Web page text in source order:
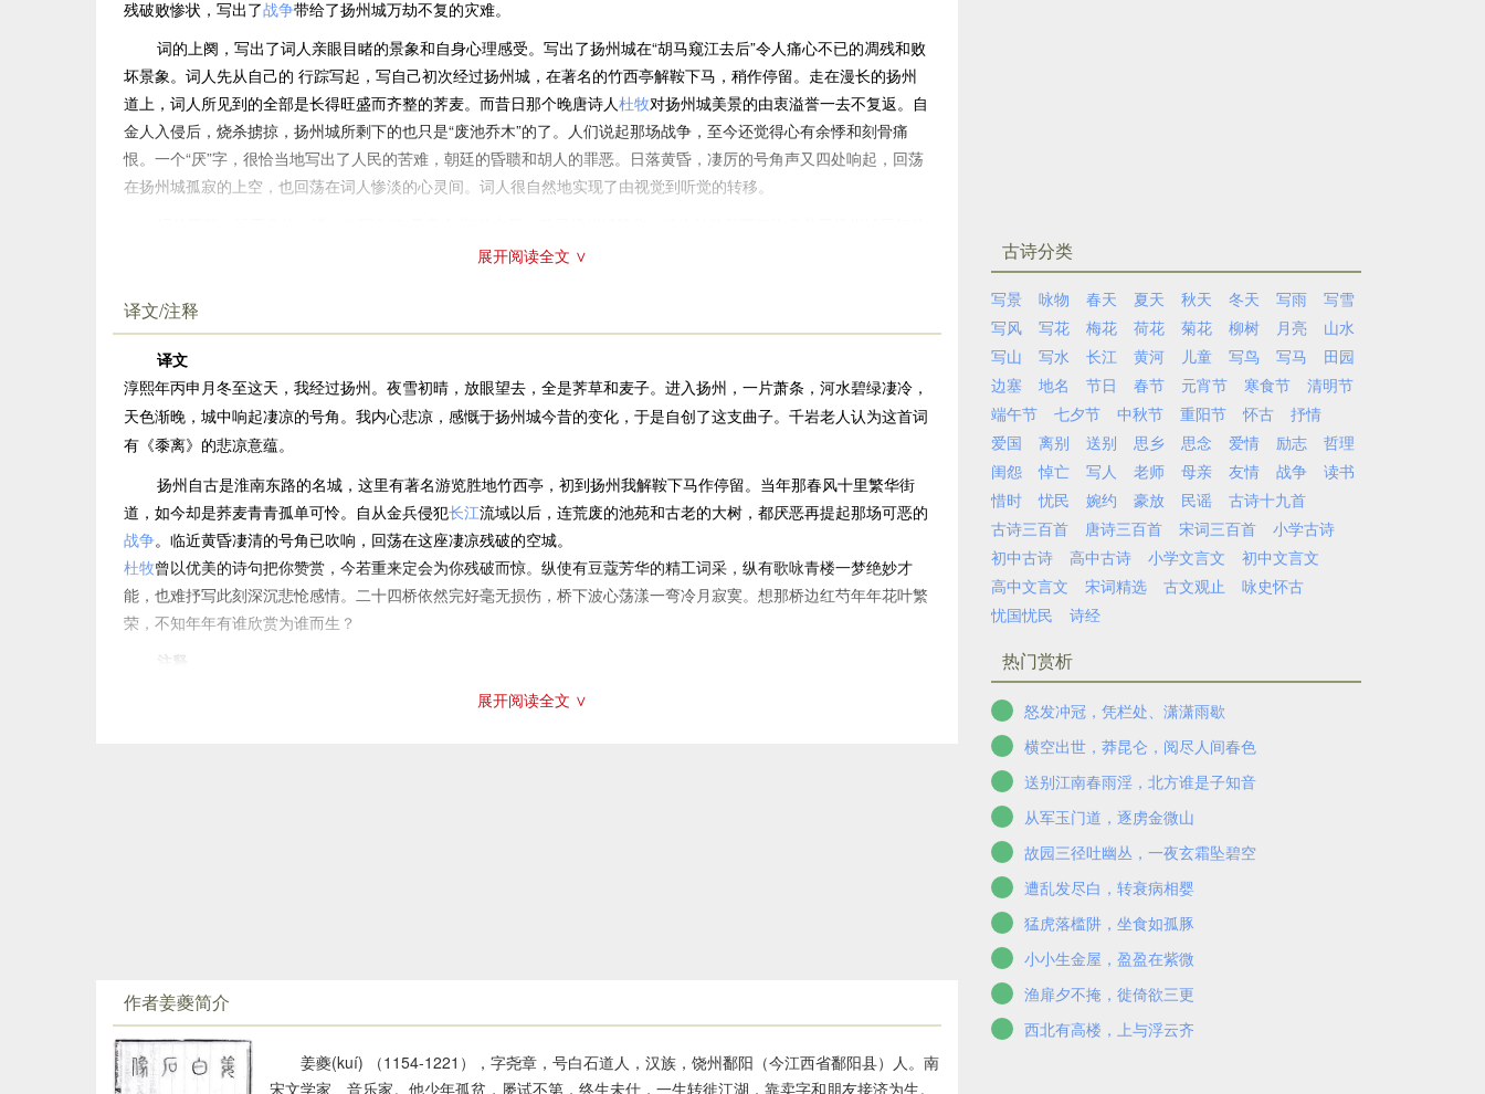
残破败惨状，写出了战争带给了扬州城万劫不复的灾难。
词的上阕，写出了词人亲眼目睹的景象和自身心理感受。写出了扬州城在“胡马窥江去后”令人痛心不已的凋残和败
坏景象。词人先从自己的 行踪写起，写自己初次经过扬州城，在著名的竹西亭解鞍下马，稍作停留。走在漫长的扬州
道上，词人所见到的全部是长得旺盛而齐整的荠麦。而昔日那个晚唐诗人杜牧对扬州城美景的由衷溢誉一去不复返。自
金人入侵后，烧杀掳掠，扬州城所剩下的也只是“废池乔木”的了。人们说起那场战争，至今还觉得心有余悸和刻骨痛
恨。一个“厌”字，很恰当地写出了人民的苦难，朝廷的昏聩和胡人的罪恶。日落黄昏，凄厉的号角声又四处响起，回荡
在扬州城孤寂的上空，也回荡在词人惨淡的心灵间。词人很自然地实现了由视觉到听觉的转移。
诗作。可是，假如这位多情的诗人今日再重游故地，他也必定会为今日的扬州城感到吃惊和痛心。杜牧算是个俊才情
日的款款深情来。扬州的名胜二十四桥仍然存在，水波荡漾，冷峻的月光下，四周寂籁无声。唉，试想下，尽管那桥边
的芍药花年年如期盛放，也很难有人有情思去欣赏它们的艳丽。词人用带悬念的疑问作为词篇的结尾，很自然地移情入
景，今昔对比，催人泪下。
纵观全词，行文的基调都笼罩在一种悲凉凄怆的氛围中。无论是词人所见到的“荠麦青青”、“废池乔木”还是在黄昏
里听到的“号角”和“空城”还是词人自身所想到的杜牧“难赋深情”和不知亡国恨的“桥边红药”，都是一种悲剧的写照。
乐景写哀，词人在文中写了大量的乐景：名都，佳处，二十四桥……可是，写乐景是为了衬托哀情，是为了对比“现
在”的惨状：名都的凋残，佳处的弊坏，二十桥的冷寂……正如 王夫之所说：“以乐景写哀，以哀景写乐，倍增其哀乐。”
用今昔对比的反衬手法来 写景抒情，是这首词的特色之一。上片用昔日的“名都”来反衬今日的“空城”；以昔日的“春
风十里扬州路”（杜牧《赠别》）来反衬今日的一片荒凉景象——“尽荠麦青青”。下片以昔日的“杜郎俊赏”、“豆蔻词
工”、“青楼梦好”等风流繁华，来反衬今日的风流云散、对景难排和深情难赋。以昔时“二十四桥明月夜”（杜牧《寄扬州
然会惊讶河山之异了。借“杜郎”史实，逗出和反衬“难赋”之苦。“波心荡、冷月无声”的艺术描写，是非常精细的特写镜
展开阅读全文 ∨
译文/注释
译文
淳熙年丙申月冬至这天，我经过扬州。夜雪初晴，放眼望去，全是荠草和麦子。进入扬州，一片萧条，河水碧绿凄冷，
天色渐晚，城中响起凄凉的号角。我内心悲凉，感慨于扬州城今昔的变化，于是自创了这支曲子。千岩老人认为这首词
有《黍离》的悲凉意蕴。
扬州自古是淮南东路的名城，这里有著名游览胜地竹西亭，初到扬州我解鞍下马作停留。当年那春风十里繁华街
道，如今却是荞麦青青孤单可怜。自从金兵侵犯长江流域以后，连荒废的池苑和古老的大树，都厌恶再提起那场可恶的
战争。临近黄昏凄清的号角已吹响，回荡在这座凄凉残破的空城。
杜牧曾以优美的诗句把你赞赏，今若重来定会为你残破而惊。纵使有豆蔻芳华的精工词采，纵有歌咏青楼一梦绝妙才
能，也难抒写此刻深沉悲怆感情。二十四桥依然完好毫无损伤，桥下波心荡漾一弯冷月寂寞。想那桥边红芍年年花叶繁
荣，不知年年有谁欣赏为谁而生？
注释
⑴扬州慢：词牌名，又名《郎州慢》，上下阕，九十八字，平韵。此调为
⑽春风十里：杜牧《赠别》诗：“春风十里扬州路，卷上珠帘总不如。”这里用以借指扬州。
⑾胡马窥江：指金兵侵略长江流域地区，洗劫扬州。这里应指第二次洗劫扬州。
⑿废池乔木：废毁的池台。乔木：残存的古树。二者都是乱后余物，表明城中荒芜，人烟萧条。
⒀渐：向，到。清角：凄清的号角声。
展开阅读全文 ∨
作者姜夔简介
姜夔(kuí) （1154-1221），字尧章，号白石道人，汉族，饶州鄱阳（今江西省鄱阳县）人。南
宋文学家、音乐家。他少年孤贫，屡试不第，终生未仕，一生转徙江湖，靠卖字和朋友接济为生。
古诗分类
写景 咏物 春天 夏天 秋天 冬天 写雨
写雪
写风
写花 梅花 荷花 菊花 柳树 月亮
山水
写山
写水 长江 黄河 儿童 写鸟 写马
田园
边塞
地名 节日 春节 元宵节 寒食节
清明节
端午节
七夕节 中秋节 重阳节 怀古
抒情
爱国
离别 送别 思乡 思念 爱情 励志
哲理
闺怨
悼亡 写人 老师 母亲 友情 战争
读书
惜时
忧民 婉约 豪放 民谣
古诗十九首
古诗三百首
唐诗三百首 宋词三百首
小学古诗
初中古诗
高中古诗 小学文言文
初中文言文
高中文言文
宋词精选 古文观止
咏史怀古
忧国忧民
诗经
热门赏析
怒发冲冠，凭栏处、潇潇雨歇
横空出世，莽昆仑，阅尽人间春色
送别江南春雨淫，北方谁是子知音
从军玉门道，逐虏金微山
故园三径吐幽丛，一夜玄霜坠碧空
遭乱发尽白，转衰病相婴
猛虎落槛阱，坐食如孤豚
小小生金屋，盈盈在紫微
渔扉夕不掩，徙倚欲三更
西北有高楼，上与浮云齐